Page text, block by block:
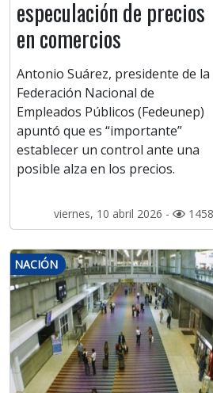
especulación de precios
en comercios
Antonio Suárez, presidente de la
Federación Nacional de
Empleados Públicos (Fedeunep)
apuntó que es “importante”
establecer un control ante una
posible alza en los precios.
viernes, 10 abril 2026 - 1458
NACIÓN